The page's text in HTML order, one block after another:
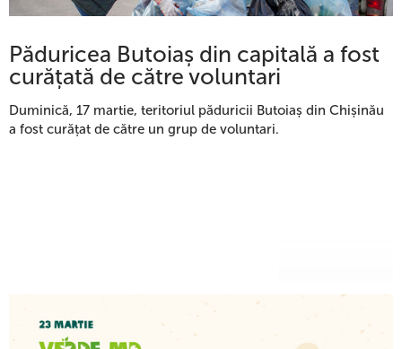
Păduricea Butoiaș din capitală a fost
curățată de către voluntari
Duminică, 17 martie, teritoriul păduricii Butoiaș din Chișinău
a fost curățat de către un grup de voluntari.